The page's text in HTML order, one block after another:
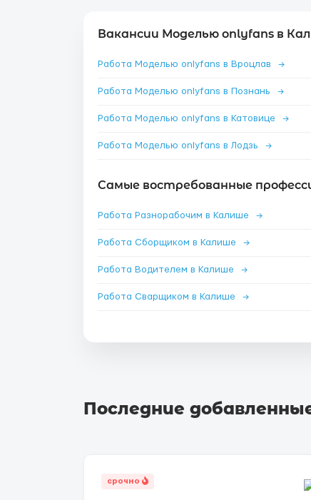
Вакансии Моделью onlyfans в
Работа Моделью onlyfans в Вроцлав →
Работа Моделью onlyfans в Познань →
Работа Моделью onlyfans в Катовице →
Работа Моделью onlyfans в Лодзь →
Самые востребованные
Работа Разнорабочим в Калише →
Работа Сборщиком в Калише →
Работа Водителем в Калише →
Работа Сварщиком в Калише →
Последние
срочно